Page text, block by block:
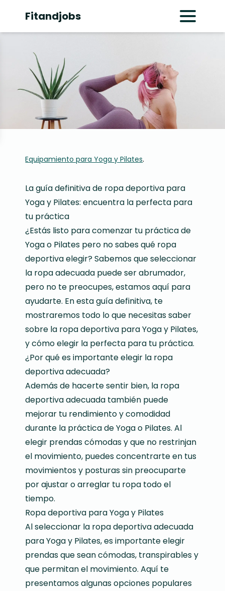
Fitandjobs Abrir menú
Equipamiento para Yoga y Pilates.
La guía definitiva de ropa deportiva para
Yoga y Pilates: encuentra la perfecta para
tu práctica
¿Estás listo para comenzar tu práctica de
Yoga o Pilates pero no sabes qué ropa
deportiva elegir? Sabemos que seleccionar
la ropa adecuada puede ser abrumador,
pero no te preocupes, estamos aquí para
ayudarte. En esta guía definitiva, te
mostraremos todo lo que necesitas saber
sobre la ropa deportiva para Yoga y Pilates,
y cómo elegir la perfecta para tu práctica.
¿Por qué es importante elegir la ropa
deportiva adecuada?
Además de hacerte sentir bien, la ropa
deportiva adecuada también puede
mejorar tu rendimiento y comodidad
durante la práctica de Yoga o Pilates. Al
elegir prendas cómodas y que no restrinjan
el movimiento, puedes concentrarte en tus
movimientos y posturas sin preocuparte
por ajustar o arreglar tu ropa todo el
tiempo.
Ropa deportiva para Yoga y Pilates
Al seleccionar la ropa deportiva adecuada
para Yoga y Pilates, es importante elegir
prendas que sean cómodas, transpirables y
que permitan el movimiento. Aquí te
presentamos algunas opciones populares